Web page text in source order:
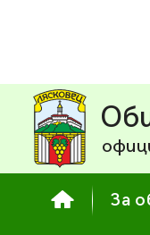
За